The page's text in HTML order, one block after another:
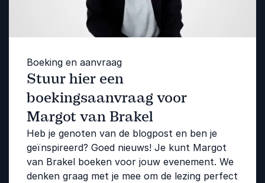
Boeking en aanvraag
Stuur hier een
boekingsaanvraag voor
Margot van Brakel
Heb je genoten van de blogpost en ben je
geïnspireerd? Goed nieuws! Je kunt Margot
van Brakel boeken voor jouw evenement. We
denken graag met je mee om de lezing perfect